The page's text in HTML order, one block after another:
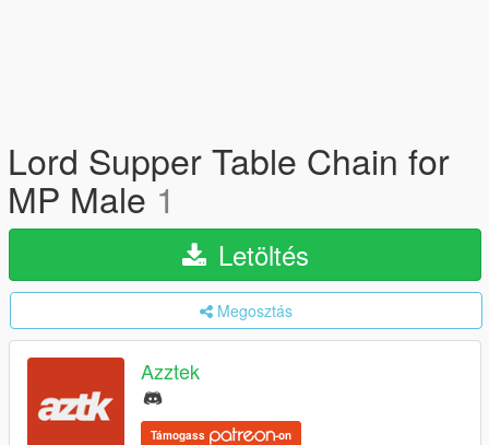
Lord Supper Table Chain for
MP Male1
Letöltés
Megosztás
Azztek
Támogass -on